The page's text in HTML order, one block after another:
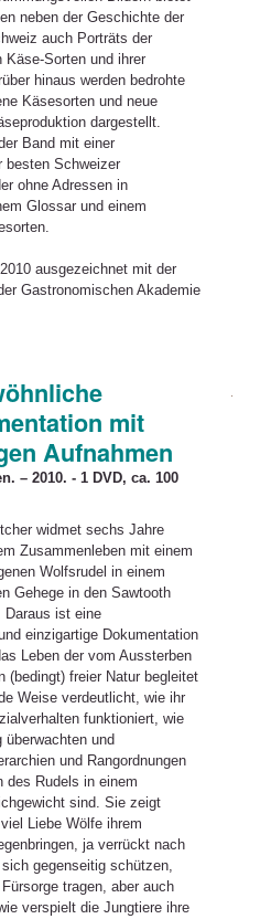
neben der Geschichte der
auch Porträts der
Käse-Sorten und ihrer
hinaus werden bedrohte
Käsesorten und neue
dargestellt.
Band mit einer
besten Schweizer
ohne Adressen in
Glossar und einem
ausgezeichnet mit der
Gastronomischen Akademie
mit
Aufnahmen
– 2010. - 1 DVD, ca. 100
widmet sechs Jahre
Zusammenleben mit einem
Wolfsrudel in einem
Gehege in den Sawtooth
Daraus ist eine
einzigartige Dokumentation
Leben der vom Aussterben
(bedingt) freier Natur begleitet
Weise verdeutlicht, wie ihr
funktioniert, wie
und
und Rangordnungen
des Rudels in einem
sind. Sie zeigt
Liebe Wölfe ihrem
ja verrückt nach
gegenseitig schützen,
tragen, aber auch
verspielt die Jungtiere ihre